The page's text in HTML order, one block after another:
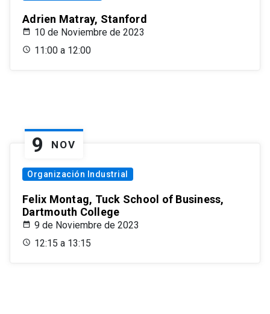
Adrien Matray, Stanford
10 de Noviembre de 2023
11:00 a 12:00
9 NOV
Organización Industrial
Felix Montag, Tuck School of Business,
Dartmouth College
9 de Noviembre de 2023
12:15 a 13:15